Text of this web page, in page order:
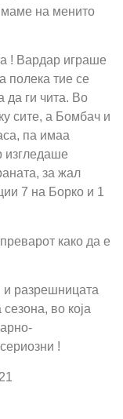
на менито
! Вардар играше
полека тие се
да ги чита. Во
сите, а Бомбач и
па имаа
изгледаше
за жал
7 на Борко и 1
како да е
разрешницата
во која
!